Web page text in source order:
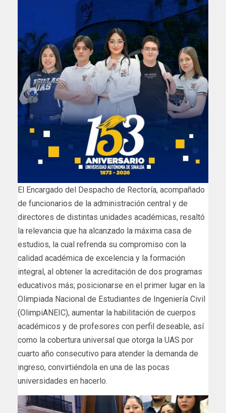
El Encargado del Despacho de Rectoría, acompañado
de funcionarios de la administración central y de
directores de distintas unidades académicas, resaltó
la relevancia que ha alcanzado la máxima casa de
estudios, la cual refrenda su compromiso con la
calidad académica de excelencia y la formación
integral, al obtener la acreditación de dos programas
educativos más; posicionarse en el primer lugar en la
Olimpiada Nacional de Estudiantes de Ingeniería Civil
(OlimpiANEIC), aumentar la habilitación de cuerpos
académicos y de profesores con perfil deseable, así
como la cobertura universal que otorga la UAS por
cuarto año consecutivo para atender la demanda de
ingreso, convirtiéndola en una de las pocas
universidades en hacerlo.